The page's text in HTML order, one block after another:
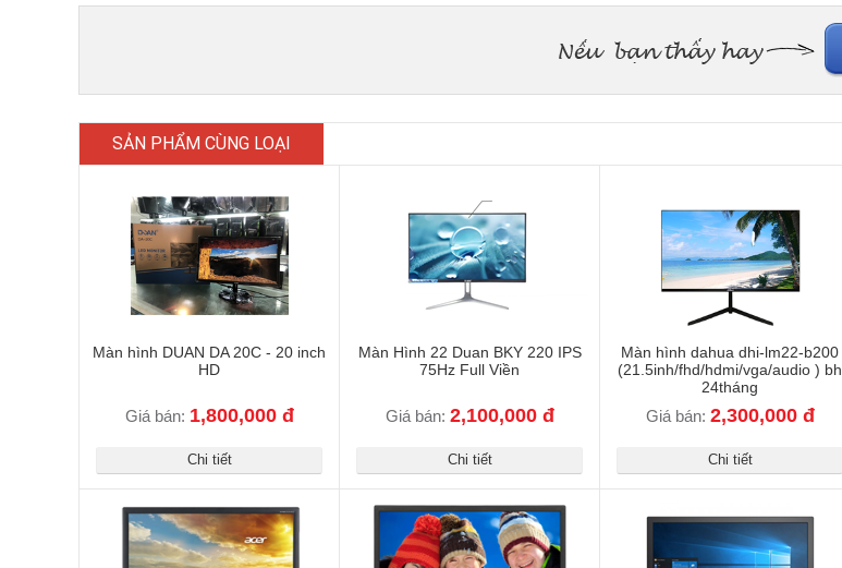
SẢN PHẨM CÙNG LOẠI
Màn hình DUAN DA 20C - 20 inch
HD
Giá bán: 1,800,000 đ
Chi tiết
Màn Hình 22 Duan BKY 220 IPS
75Hz Full Viền
Giá bán: 2,100,000 đ
Chi tiết
Màn hình dahua dhi-lm22-b200
(21.5inh/fhd/hdmi/vga/audio ) bh
24tháng
Giá bán: 2,300,000 đ
Chi tiết